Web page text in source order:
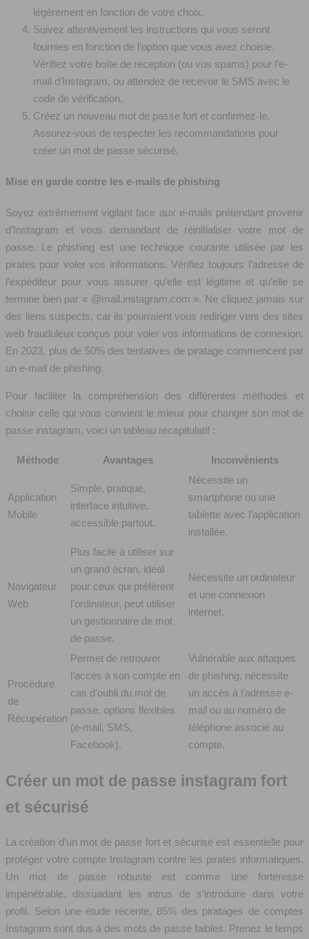
légèrement en fonction de votre choix.
Suivez attentivement les instructions qui vous seront
fournies en fonction de l’option que vous avez choisie.
Vérifiez votre boîte de réception (ou vos spams) pour l’e-
mail d’Instagram, ou attendez de recevoir le SMS avec le
code de vérification.
Créez un nouveau mot de passe fort et confirmez-le.
Assurez-vous de respecter les recommandations pour
créer un mot de passe sécurisé.
Mise en garde contre les e-mails de phishing
Soyez extrêmement vigilant face aux e-mails prétendant provenir
d’Instagram et vous demandant de réinitialiser votre mot de
passe. Le phishing est une technique courante utilisée par les
pirates pour voler vos informations. Vérifiez toujours l’adresse de
l’expéditeur pour vous assurer qu’elle est légitime et qu’elle se
termine bien par « @mail.instagram.com ». Ne cliquez jamais sur
des liens suspects, car ils pourraient vous rediriger vers des sites
web frauduleux conçus pour voler vos informations de connexion.
En 2023, plus de 50% des tentatives de piratage commencent par
un e-mail de phishing.
Pour faciliter la compréhension des différentes méthodes et
choisir celle qui vous convient le mieux pour changer son mot de
passe instagram, voici un tableau récapitulatif :
Méthode Avantages Inconvénients
Application
Mobile
Simple, pratique,
interface intuitive,
accessible partout.
Nécessite un
smartphone ou une
tablette avec l’application
installée.
Navigateur
Web
Plus facile à utiliser sur
un grand écran, idéal
pour ceux qui préfèrent
l’ordinateur, peut utiliser
un gestionnaire de mot
de passe.
Nécessite un ordinateur
et une connexion
internet.
Procédure
de
Récupération
Permet de retrouver
l’accès à son compte en
cas d’oubli du mot de
passe, options flexibles
(e-mail, SMS,
Facebook).
Vulnérable aux attaques
de phishing, nécessite
un accès à l’adresse e-
mail ou au numéro de
téléphone associé au
compte.
Créer un mot de passe instagram fort
et sécurisé
La création d’un mot de passe fort et sécurisé est essentielle pour
protéger votre compte Instagram contre les pirates informatiques.
Un mot de passe robuste est comme une forteresse
impénétrable, dissuadant les intrus de s’introduire dans votre
profil. Selon une étude récente, 85% des piratages de comptes
Instagram sont dus à des mots de passe faibles. Prenez le temps